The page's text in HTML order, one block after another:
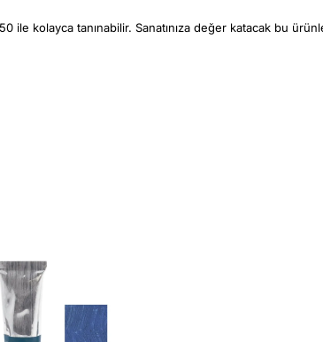
kolayca tanınabilir. Sanatınıza değer katacak bu ürünle